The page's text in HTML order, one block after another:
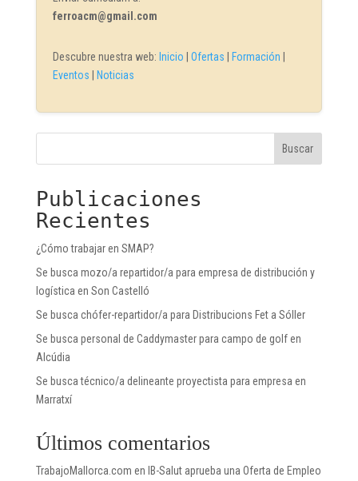
ferroacm@gmail.com
Descubre nuestra web: Inicio Ofertas Formación
Eventos
Noticias
Buscar
Publicaciones
Recientes
¿Cómo trabajar en SMAP?
Se busca mozo/a repartidor/a para empresa de distribución y
logística en Son Castelló
Se busca chófer-repartidor/a para Distribucions Fet a Sóller
Se busca personal de Caddymaster para campo de golf en
Alcúdia
Se busca técnico/a delineante proyectista para empresa en
Marratxí
Últimos comentarios
TrabajoMallorca.com en IB-Salut aprueba una Oferta de Empleo